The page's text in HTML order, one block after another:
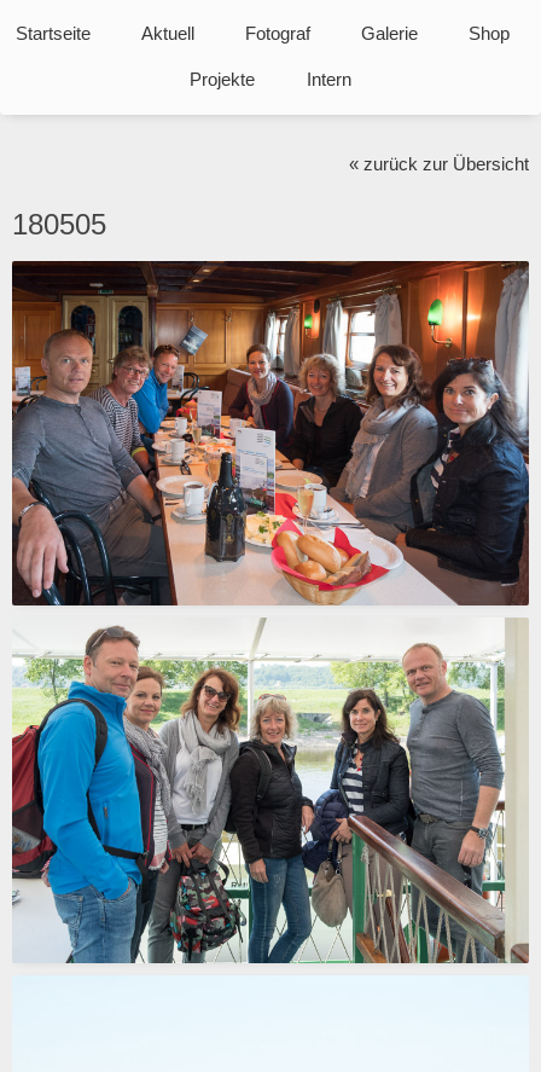
überspringen
Startseite Aktuell Fotograf Galerie Shop
Projekte Intern
« zurück zur Übersicht
180505